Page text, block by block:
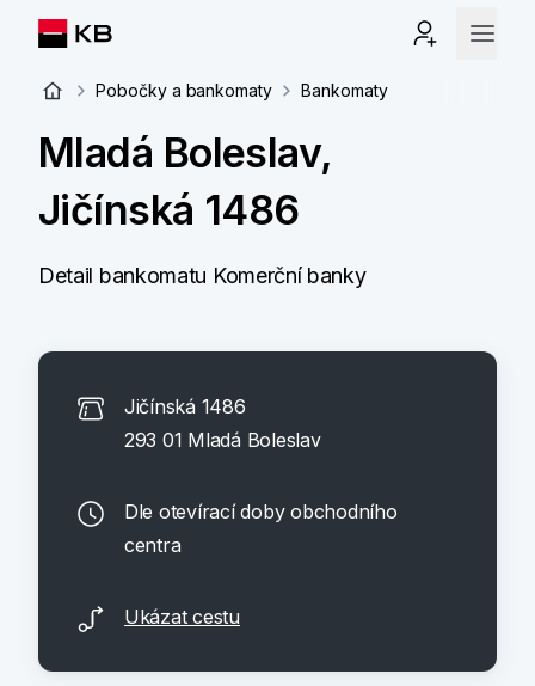
Pobočky a bankomaty Bankomaty
Mladá Boleslav,
Jičínská 1486
Detail bankomatu Komerční banky
Jičínská 1486
293 01 Mladá Boleslav
Dle otevírací doby obchodního
centra
Ukázat cestu